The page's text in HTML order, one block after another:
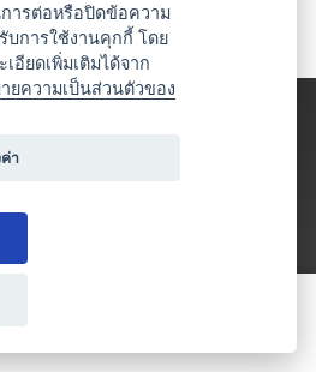
ารต่อหรือปิดข้อความ
การใช้งานคุกกี้ โดย
อียดเพิ่มเติมได้จาก
ยความเป็นส่วนตัวของ
า